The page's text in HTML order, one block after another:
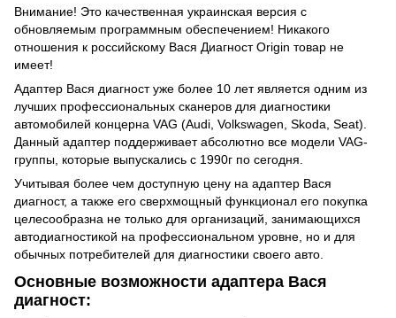
Внимание! Это качественная украинская версия с
обновляемым программным обеспечением! Никакого
отношения к российскому Вася Диагност Origin товар не
имеет!
Адаптер Вася диагност уже более 10 лет является одним из
лучших профессиональных сканеров для диагностики
автомобилей концерна VAG (Audi, Volkswagen, Skoda, Seat).
Данный адаптер поддерживает абсолютно все модели VAG-
группы, которые выпускались с 1990г по сегодня.
Учитывая более чем доступную цену на адаптер Вася
диагност, а также его сверхмощный функционал его покупка
целесообразна не только для организаций, занимающихся
автодиагностикой на профессиональном уровне, но и для
обычных потребителей для диагностики своего авто.
Основные возможности адаптера Вася
диагност: